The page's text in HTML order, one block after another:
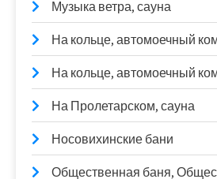
Музыка ветра, сауна
На кольце, автомоечный
На кольце, автомоечный
На Пролетарском, сауна
Носовихинские бани
Общественная баня,